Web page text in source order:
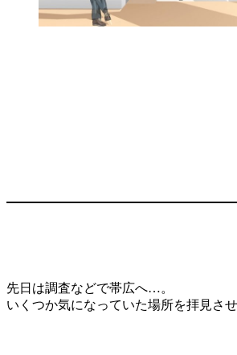
先日は調査などで帯広へ…。
いくつか気になっていた場所を拝見さ